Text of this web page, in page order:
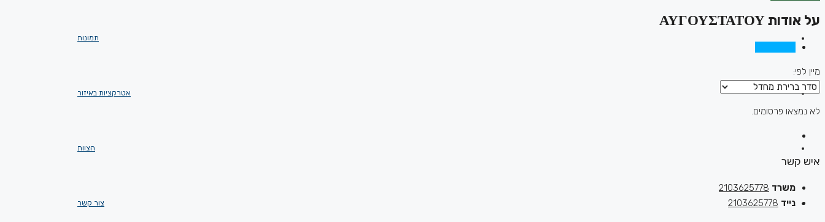
תמונות
אטרקציות באיזור
הצוות
צור קשר
על אודות ΑΥΓΟΥΣΤΑΤΟΥ
מיין לפי:
לא נמצאו פרסומים.
איש קשר
משרד 2103625778
נייד 2103625778